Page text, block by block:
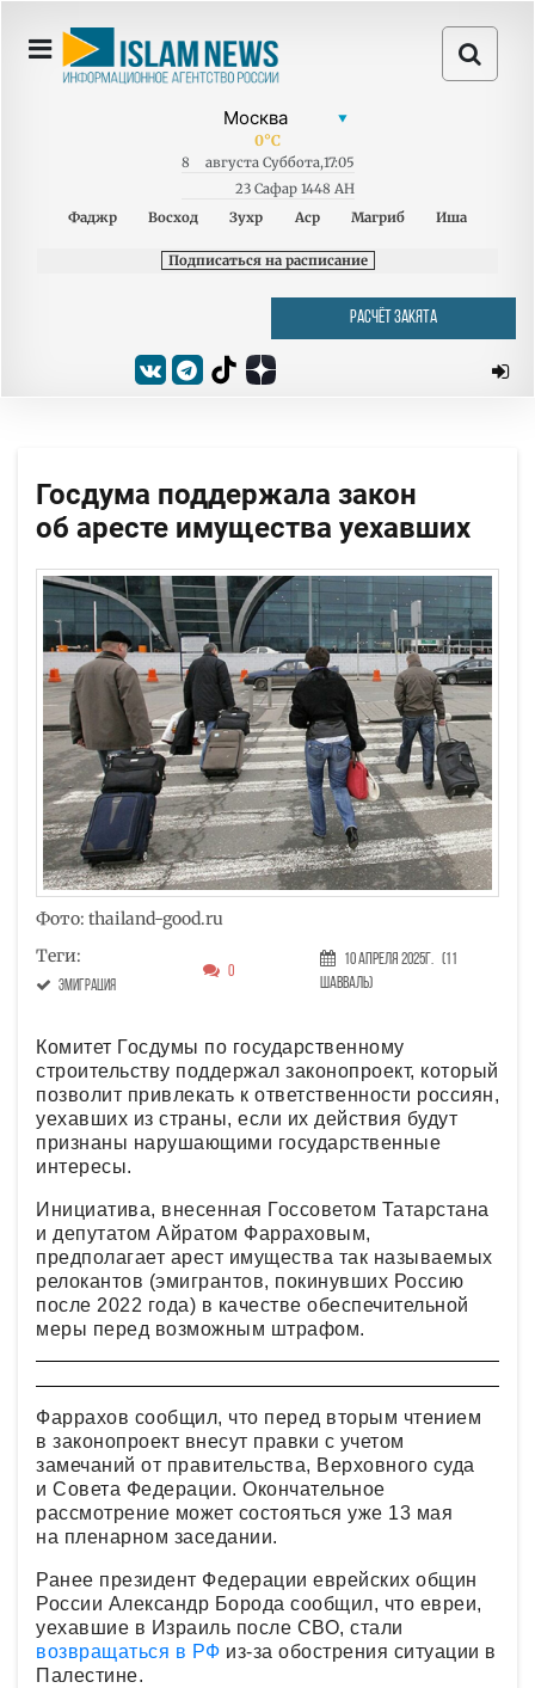
0°C
8 августа Суббота,17:05
23 Сафар 1448 AH
Фаджр
Восход Зухр Аср Магриб Иша
Подписаться на расписание
РАСЧЁТ ЗАКЯТА
Госдума поддержала закон
об аресте имущества уехавших
Фото: thailand-good.ru
Теги:
эмиграция
0
10 Апреля 2025г. (11
Шавваль)
Комитет Госдумы по государственному
строительству поддержал законопроект, который
позволит привлекать к ответственности россиян,
уехавших из страны, если их действия будут
признаны нарушающими государственные
интересы.
Инициатива, внесенная Госсоветом Татарстана
и депутатом Айратом Фарраховым,
предполагает арест имущества так называемых
релокантов (эмигрантов, покинувших Россию
после 2022 года) в качестве обеспечительной
меры перед возможным штрафом.
Фаррахов сообщил, что перед вторым чтением
в законопроект внесут правки с учетом
замечаний от правительства, Верховного суда
и Совета Федерации. Окончательное
рассмотрение может состояться уже 13 мая
на пленарном заседании.
Ранее президент Федерации еврейских общин
России Александр Борода сообщил, что евреи,
уехавшие в Израиль после СВО, стали
возвращаться в РФ из-за обострения ситуации в
Палестине.